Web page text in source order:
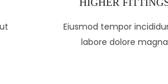
Eiusmod tempor
labore dolore magna